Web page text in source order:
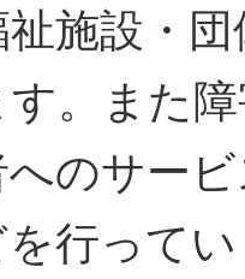
施設・
。また
のサー
行って